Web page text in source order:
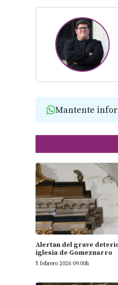
Mantente
Alertan del grave
iglesia de Gomeznarro
5 febrero 2026 09:00h